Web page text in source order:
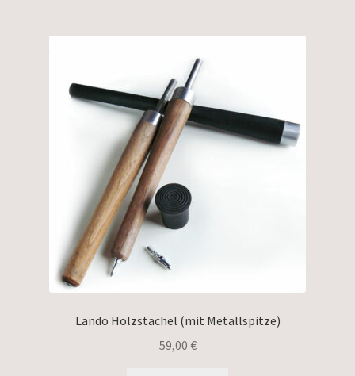
Lando Holzstachel (mit Metallspitze)
59,00 €